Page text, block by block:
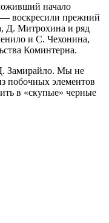
начало
— воскресили прежний
Д. Митрохина и ряд
и С. Чехонина,
Коминтерна.
Замирайло. Мы не
побочных элементов
в «скупые» черные